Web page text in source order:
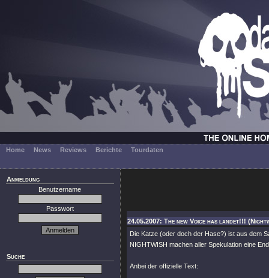
Home News Reviews Berichte Tourdaten
Anmeldung
Benutzername
Passwort
Suche
24.05.2007: The new Voice has landet!!!
Die Katze (oder doch der Hase?) ist aus dem
NIGHTWISH machen aller Spekulation eine
Anbei der offizielle Text: